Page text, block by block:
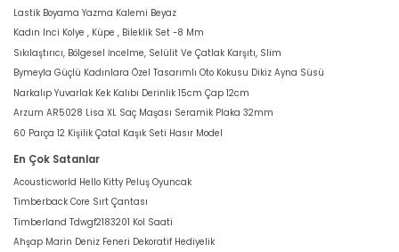
Lastik Boyama Yazma Kalemi Beyaz
Kadın Inci Kolye , Küpe , Bileklik Set -8 Mm
Sıkılaştırıcı, Bölgesel İncelme, Selülit Ve Çatlak Karşıtı, Slim
Bymeyla Güçlü Kadınlara Özel Tasarımlı Oto Kokusu Dikiz Ayna Süsü
Narkalıp Yuvarlak Kek Kalıbı Derinlik 15cm Çap 12cm
Arzum AR5028 Lisa XL Saç Maşası Seramik Plaka 32mm
60 Parça 12 Kişilik Çatal Kaşık Seti Hasır Model
En Çok Satanlar
Acousticworld Hello Kitty Peluş Oyuncak
Timberback Core Sırt Çantası
Timberland Tdwgf2183201 Kol Saati
Ahşap Marin Deniz Feneri Dekoratif Hediyelik